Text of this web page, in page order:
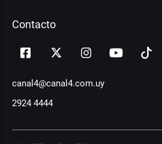
Contacto
canal4@canal4.com.uy
2924 4444